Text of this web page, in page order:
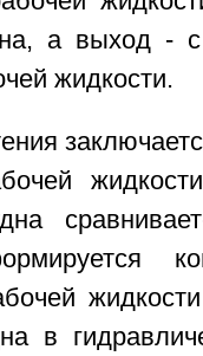
а выход -
жидкости.
в